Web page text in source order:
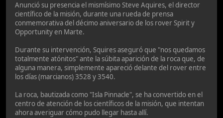
Anunció su presencia el mismísimo Steve Aquires, el director
científico de la misión, durante una rueda de prensa
conmemorativa del décimo aniversario de los rover Spirit y
Opportunity en Marte.
Durante su intervención, Squires aseguró que "nos quedamos
totalmente atónitos" ante la súbita aparición de la roca que, de
alguna manera, simplemente apareció delante del rover entre
los días (marcianos) 3528 y 3540.
La roca, bautizada como "Isla Pinnacle", se ha convertido en el
centro de atención de los científicos de la misión, que intentan
ahora averiguar cómo pudo llegar hasta allí.